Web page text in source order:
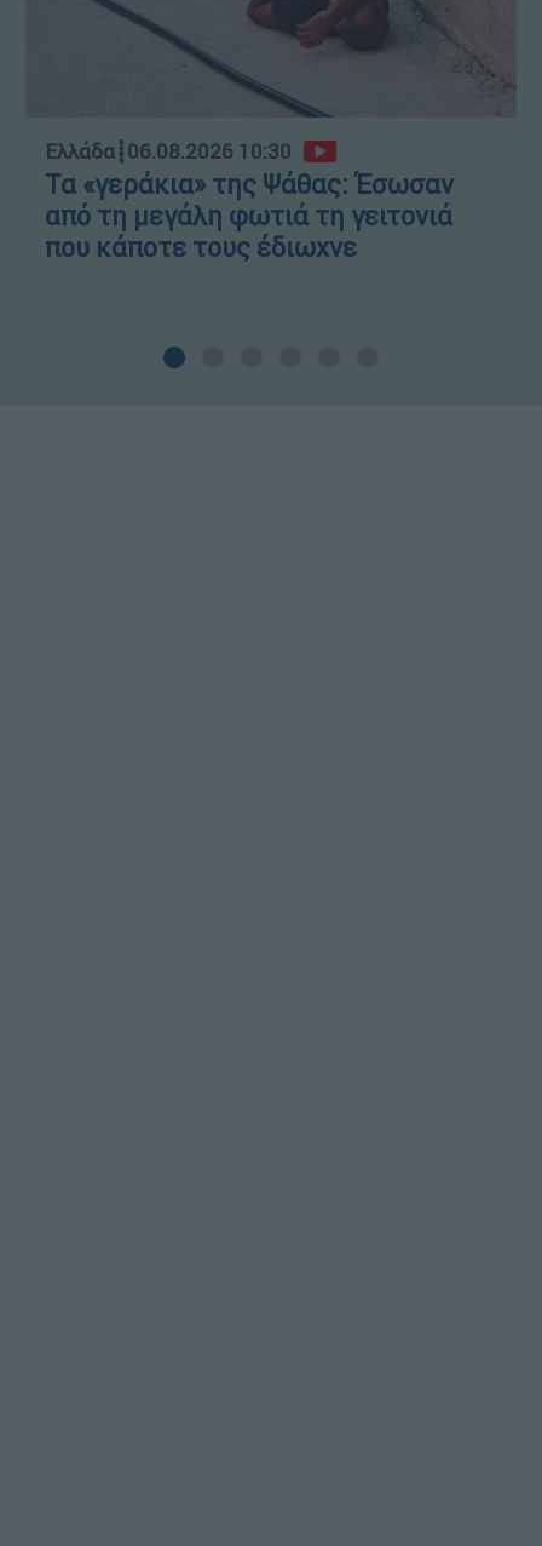
Ελλάδα┋06.08.2026 10:30
Τα «γεράκια» της Ψάθας: Έσωσαν
από τη μεγάλη φωτιά τη γειτονιά
που κάποτε τους έδιωχνε